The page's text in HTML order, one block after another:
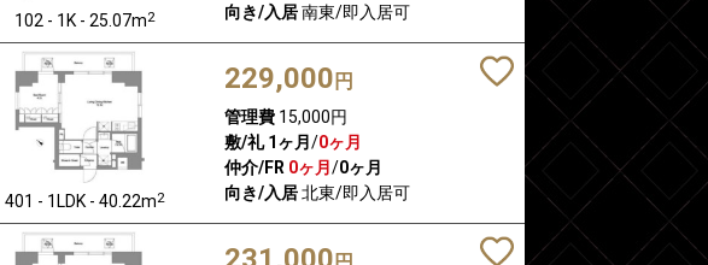
102 - 1K - 25.07m2
向き/入居南東/即入居可
401 - 1LDK - 40.22m2
229,000 円
管理費15,000円
敷/礼 1ヶ月/0ヶ月
仲介/FR 0ヶ月/0ヶ月
向き/入居北東/即入居可